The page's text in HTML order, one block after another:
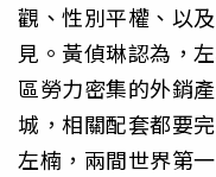
觀、性別平權、以
見。黃偵琳認為，
區勞力密集的外銷
城，相關配套都要
左楠，兩間世界第